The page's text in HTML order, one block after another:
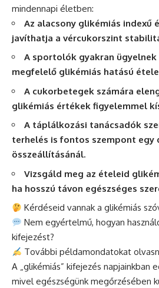
mindennapi életben:
Az alacsony glikémiás indexű
javíthatja a vércukorszint
A sportolók gyakran
megfelelő glikémiás hatású
A cukorbetegek számára
glikémiás értékek figyelemmel
A táplálkozási tanácsadók
terhelés is fontos szempont egy
összeállításánál.
Vizsgáld meg az ételeid
ha hosszú távon egészséges
Kérdéseid vannak a glikémiás
Nem egyértelmű, hogyan
kifejezést?
További példamondatokat
A „glikémiás” kifejezés napjainkban
mivel egészségünk megőrzésében